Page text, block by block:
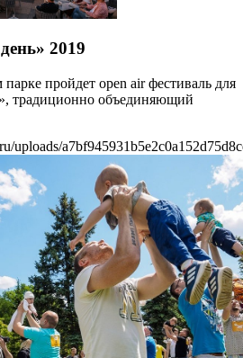
2019
пройдет open air фестиваль для
традиционно объединяющий
uploads/